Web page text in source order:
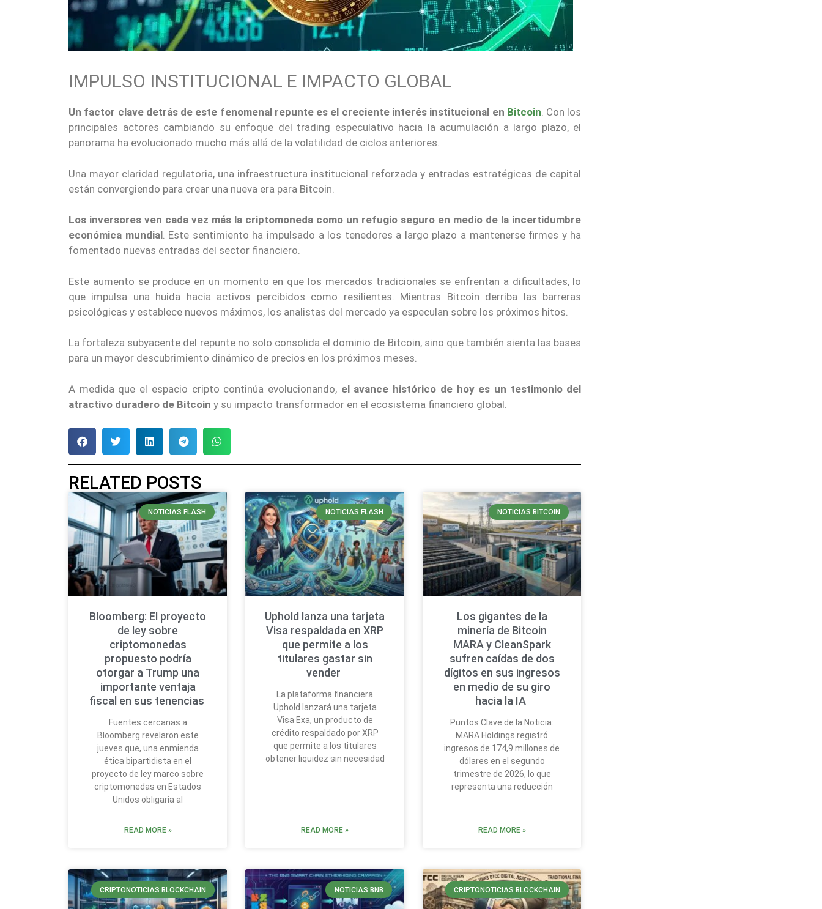
IMPULSO INSTITUCIONAL E IMPACTO GLOBAL
Un factor clave detrás de este fenomenal repunte es el creciente interés institucional en Bitcoin. Con los
principales actores cambiando su enfoque del trading especulativo hacia la acumulación a largo plazo, el
panorama ha evolucionado mucho más allá de la volatilidad de ciclos anteriores.
Una mayor claridad regulatoria, una infraestructura institucional reforzada y entradas estratégicas de capital
están convergiendo para crear una nueva era para Bitcoin.
Los inversores ven cada vez más la criptomoneda como un refugio seguro en medio de la incertidumbre
económica mundial. Este sentimiento ha impulsado a los tenedores a largo plazo a mantenerse firmes y ha
fomentado nuevas entradas del sector financiero.
Este aumento se produce en un momento en que los mercados tradicionales se enfrentan a dificultades, lo
que impulsa una huida hacia activos percibidos como resilientes. Mientras Bitcoin derriba las barreras
psicológicas y establece nuevos máximos, los analistas del mercado ya especulan sobre los próximos hitos.
La fortaleza subyacente del repunte no solo consolida el dominio de Bitcoin, sino que también sienta las bases
para un mayor descubrimiento dinámico de precios en los próximos meses.
A medida que el espacio cripto continúa evolucionando, el avance histórico de hoy es un testimonio del
atractivo duradero de Bitcoin y su impacto transformador en el ecosistema financiero global.
RELATED POSTS
NOTICIAS FLASH
Bloomberg: El proyecto
de ley sobre
criptomonedas
propuesto podría
otorgar a Trump una
importante ventaja
fiscal en sus tenencias
Fuentes cercanas a
Bloomberg revelaron este
jueves que, una enmienda
ética bipartidista en el
proyecto de ley marco sobre
criptomonedas en Estados
Unidos obligaría al
READ MORE »
NOTICIAS FLASH
Uphold lanza una tarjeta
Visa respaldada en XRP
que permite a los
titulares gastar sin
vender
La plataforma financiera
Uphold lanzará una tarjeta
Visa Exa, un producto de
crédito respaldado por XRP
que permite a los titulares
obtener liquidez sin necesidad
READ MORE »
NOTICIAS BITCOIN
Los gigantes de la
minería de Bitcoin
MARA y CleanSpark
sufren caídas de dos
dígitos en sus ingresos
en medio de su giro
hacia la IA
Puntos Clave de la Noticia:
MARA Holdings registró
ingresos de 174,9 millones de
dólares en el segundo
trimestre de 2026, lo que
representa una reducción
READ MORE »
CRIPTONOTICIAS BLOCKCHAIN NOTICIAS BNB CRIPTONOTICIAS BLOCKCHAIN